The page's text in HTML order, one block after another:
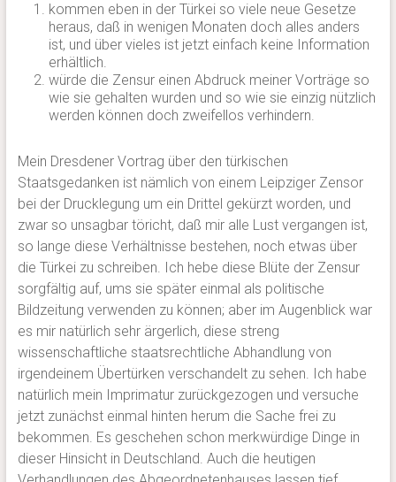
kommen eben in der Türkei so viele neue Gesetze
heraus, daß in wenigen Monaten doch alles anders
ist, und über vieles ist jetzt einfach keine Information
erhältlich.
würde die Zensur einen Abdruck meiner Vorträge so
wie sie gehalten wurden und so wie sie einzig nützlich
werden können doch zweifellos verhindern.
Mein Dresdener Vortrag über den türkischen
Staatsgedanken ist nämlich von einem Leipziger Zensor
bei der Drucklegung um ein Drittel gekürzt worden, und
zwar so unsagbar töricht, daß mir alle Lust vergangen ist,
so lange diese Verhältnisse bestehen, noch etwas über
die Türkei zu schreiben. Ich hebe diese Blüte der Zensur
sorgfältig auf, ums sie später einmal als politische
Bildzeitung verwenden zu können; aber im Augenblick war
es mir natürlich sehr ärgerlich, diese streng
wissenschaftliche staatsrechtliche Abhandlung von
irgendeinem Übertürken verschandelt zu sehen. Ich habe
natürlich mein Imprimatur zurückgezogen und versuche
jetzt zunächst einmal hinten herum die Sache frei zu
bekommen. Es geschehen schon merkwürdige Dinge in
dieser Hinsicht in Deutschland. Auch die heutigen